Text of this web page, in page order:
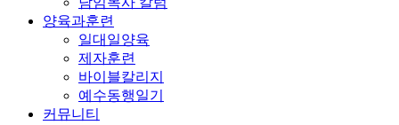
양육과훈련
일대일양육
제자훈련
바이블칼리지
예수동행일기
커뮤니티